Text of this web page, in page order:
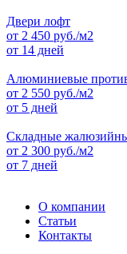
Двери лофт
от 2 450 руб./м2
от 14 дней
Алюминиевые
от 2 550 руб./м2
от 5 дней
Складные
от 2 300 руб./м2
от 7 дней
О компании
Статьи
Контакты